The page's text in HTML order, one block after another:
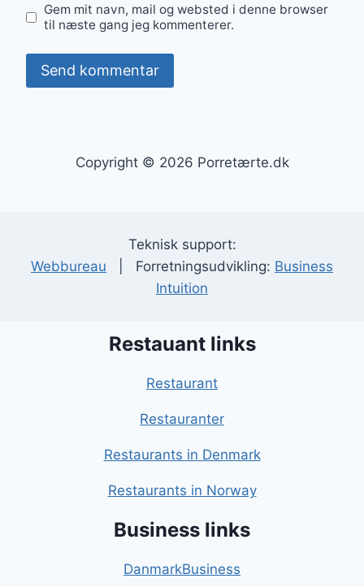
Gem mit navn, mail og websted i denne browser
til næste gang jeg kommenterer.
Copyright © 2026 Porretærte.dk
Teknisk support:
Webbureau | Forretningsudvikling: Business
Intuition
Restauant links
Restaurant
Restauranter
Restaurants in Denmark
Restaurants in Norway
Business links
DanmarkBusiness